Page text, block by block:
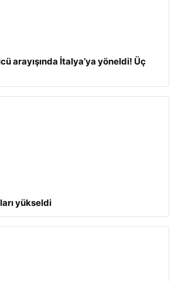
arayışında İtalya’ya yöneldi! Üç
yükseldi